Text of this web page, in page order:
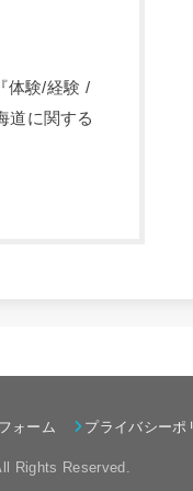
体験/経験 /
道に関する
ォーム プライバシーポ
Rights Reserved.